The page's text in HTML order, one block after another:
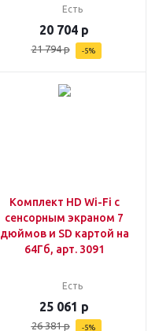
Есть
20 704 р
21 794р -5%
Комплект HD Wi-Fi с
сенсорным экраном 7
дюймов и SD картой на
64Гб, арт. 3091
Есть
25 061 р
26 381р -5%